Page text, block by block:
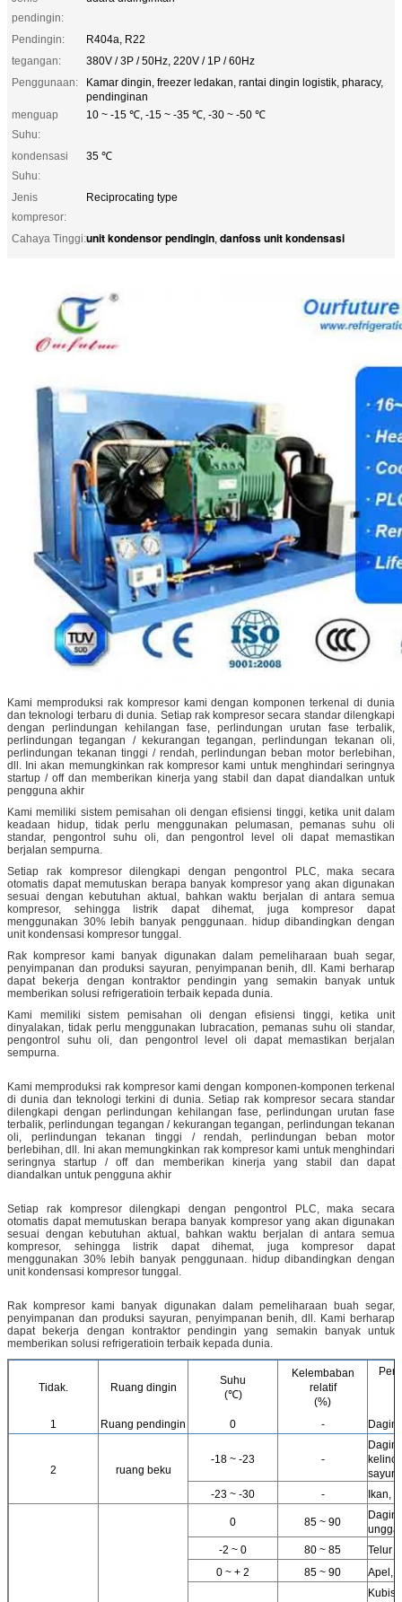
pendingin:
Pendingin:
R404a, R22
tegangan:
380V / 3P / 50Hz, 220V / 1P / 60Hz
Penggunaan:
Kamar dingin, freezer ledakan, rantai dingin logistik, pharacy,
pendinginan
menguap
Suhu:
10 ~ -15 ℃, -15 ~ -35 ℃, -30 ~ -50 ℃
kondensasi
Suhu:
35 ℃
Jenis
kompresor:
Reciprocating type
Cahaya Tinggi:unit kondensor pendingin, danfoss unit kondensasi
Kami memproduksi rak kompresor kami dengan komponen terkenal di dunia
dan teknologi terbaru di dunia. Setiap rak kompresor secara standar dilengkapi
dengan perlindungan kehilangan fase, perlindungan urutan fase terbalik,
perlindungan tegangan / kekurangan tegangan, perlindungan tekanan oli,
perlindungan tekanan tinggi / rendah, perlindungan beban motor berlebihan,
dll. Ini akan memungkinkan rak kompresor kami untuk menghindari seringnya
startup / off dan memberikan kinerja yang stabil dan dapat diandalkan untuk
pengguna akhir
Kami memiliki sistem pemisahan oli dengan efisiensi tinggi, ketika unit dalam
keadaan hidup, tidak perlu menggunakan pelumasan, pemanas suhu oli
standar, pengontrol suhu oli, dan pengontrol level oli dapat memastikan
berjalan sempurna.
Setiap rak kompresor dilengkapi dengan pengontrol PLC, maka secara
otomatis dapat memutuskan berapa banyak kompresor yang akan digunakan
sesuai dengan kebutuhan aktual, bahkan waktu berjalan di antara semua
kompresor, sehingga listrik dapat dihemat, juga kompresor dapat
menggunakan 30% lebih banyak penggunaan. hidup dibandingkan dengan
unit kondensasi kompresor tunggal.
Rak kompresor kami banyak digunakan dalam pemeliharaan buah segar,
penyimpanan dan produksi sayuran, penyimpanan benih, dll. Kami berharap
dapat bekerja dengan kontraktor pendingin yang semakin banyak untuk
memberikan solusi refrigeratioin terbaik kepada dunia.
Kami memiliki sistem pemisahan oli dengan efisiensi tinggi, ketika unit
dinyalakan, tidak perlu menggunakan lubracation, pemanas suhu oli standar,
pengontrol suhu oli, dan pengontrol level oli dapat memastikan berjalan
sempurna.
Kami memproduksi rak kompresor kami dengan komponen-komponen terkenal
di dunia dan teknologi terkini di dunia. Setiap rak kompresor secara standar
dilengkapi dengan perlindungan kehilangan fase, perlindungan urutan fase
terbalik, perlindungan tegangan / kekurangan tegangan, perlindungan tekanan
oli, perlindungan tekanan tinggi / rendah, perlindungan beban motor
berlebihan, dll. Ini akan memungkinkan rak kompresor kami untuk menghindari
seringnya startup / off dan memberikan kinerja yang stabil dan dapat
diandalkan untuk pengguna akhir
Setiap rak kompresor dilengkapi dengan pengontrol PLC, maka secara
otomatis dapat memutuskan berapa banyak kompresor yang akan digunakan
sesuai dengan kebutuhan aktual, bahkan waktu berjalan di antara semua
kompresor, sehingga listrik dapat dihemat, juga kompresor dapat
menggunakan 30% lebih banyak penggunaan. hidup dibandingkan dengan
unit kondensasi kompresor tunggal.
Rak kompresor kami banyak digunakan dalam pemeliharaan buah segar,
penyimpanan dan produksi sayuran, penyimpanan benih, dll. Kami berharap
dapat bekerja dengan kontraktor pendingin yang semakin banyak untuk
memberikan solusi refrigeratioin terbaik kepada dunia.
Tidak. Ruang dingin
Suhu
(℃)
Kelembaban
relatif
(%)
1 Ruang pendingin 0 -
2 ruang beku
-18 ~ -23 -
sayur,
-23 ~ -30
- Ikan,
0 85 ~ 90
-2 ~ 0
80 ~ 85
Telur
0 ~ + 2
85 ~ 90 Apel,
Kubis